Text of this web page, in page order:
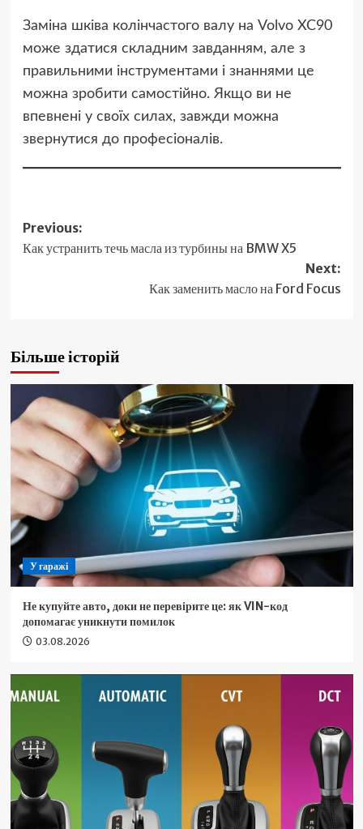
Заміна шківа колінчастого валу на Volvo XC90
може здатися складним завданням, але з
правильними інструментами і знаннями це
можна зробити самостійно. Якщо ви не
впевнені у своїх силах, завжди можна
звернутися до професіоналів.
Post
navigation
Previous:
Как устранить течь масла из турбины на BMW X5
Next:
Как заменить масло на Ford Focus
Більше історій
У гаражі
Не купуйте авто, доки не перевірите це: як VIN-код
допомагає уникнути помилок
03.08.2026